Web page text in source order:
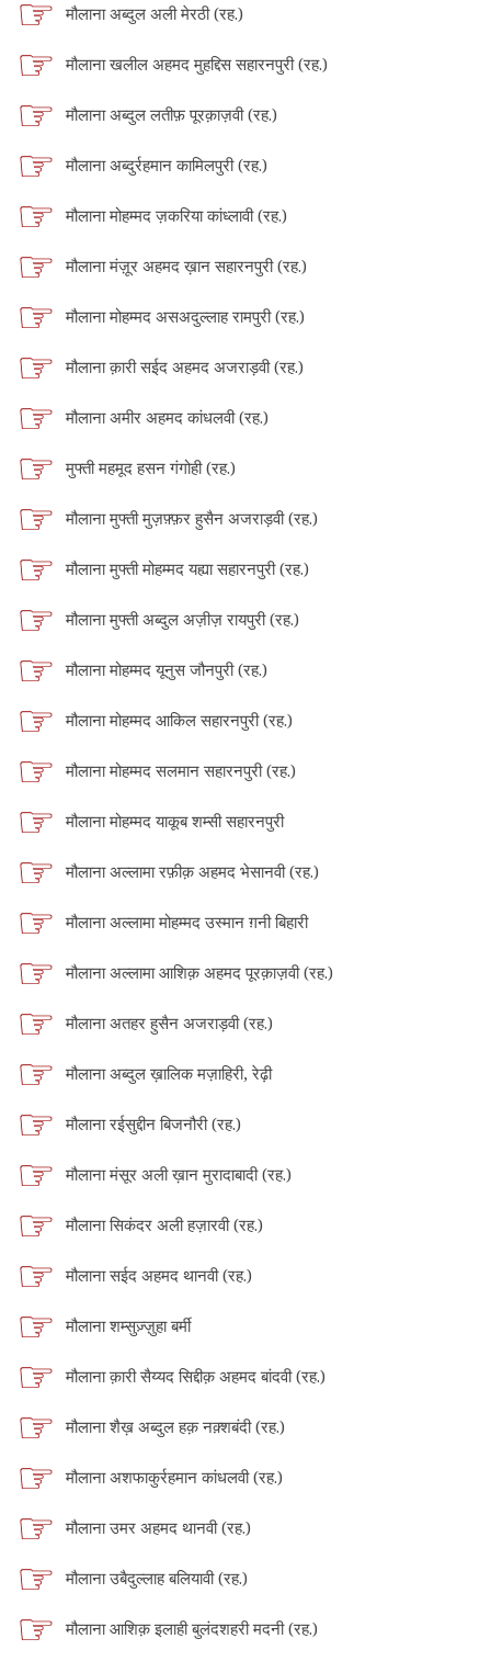
मौलाना अब्दुल अली मेरठी (रह.)
मौलाना खलील अहमद मुहद्दिस सहारनपुरी (रह.)
मौलाना अब्दुल लतीफ़ पूरक़ाज़वी (रह.)
मौलाना अब्दुर्रहमान कामिलपुरी (रह.)
मौलाना मोहम्मद ज़करिया कांध्लावी (रह.)
मौलाना मंज़ूर अहमद ख़ान सहारनपुरी (रह.)
मौलाना मोहम्मद असअदुल्लाह रामपुरी (रह.)
मौलाना क़ारी सईद अहमद अजराड़वी (रह.)
मौलाना अमीर अहमद कांधलवी (रह.)
मुफ्ती महमूद हसन गंगोही (रह.)
मौलाना मुफ्ती मुज़फ़्फ़र हुसैन अजराड़वी (रह.)
मौलाना मुफ्ती मोहम्मद यह्या सहारनपुरी (रह.)
मौलाना मुफ्ती अब्दुल अज़ीज़ रायपुरी (रह.)
मौलाना मोहम्मद यूनुस जौनपुरी (रह.)
मौलाना मोहम्मद आकिल सहारनपुरी (रह.)
मौलाना मोहम्मद सलमान सहारनपुरी (रह.)
मौलाना मोहम्मद याकूब शम्सी सहारनपुरी
मौलाना अल्लामा रफ़ीक़ अहमद भेसानवी (रह.)
मौलाना अल्लामा मोहम्मद उस्मान ग़नी बिहारी
मौलाना अल्लामा आशिक़ अहमद पूरक़ाज़वी (रह.)
मौलाना अतहर हुसैन अजराड़वी (रह.)
मौलाना अब्दुल ख़ालिक मज़ाहिरी, रेढ़ी
मौलाना रईसुद्दीन बिजनौरी (रह.)
मौलाना मंसूर अली ख़ान मुरादाबादी (रह.)
मौलाना सिकंदर अली हज़ारवी (रह.)
मौलाना सईद अहमद थानवी (रह.)
मौलाना शम्सुज़्ज़ुहा बर्मी
मौलाना क़ारी सैय्यद सिद्दीक़ अहमद बांदवी (रह.)
मौलाना शैख़ अब्दुल हक़ नक़्शबंदी (रह.)
मौलाना अशफाकुर्रहमान कांधलवी (रह.)
मौलाना उमर अहमद थानवी (रह.)
मौलाना उबैदुल्लाह बलियावी (रह.)
मौलाना आशिक़ इलाही बुलंदशहरी मदनी (रह.)